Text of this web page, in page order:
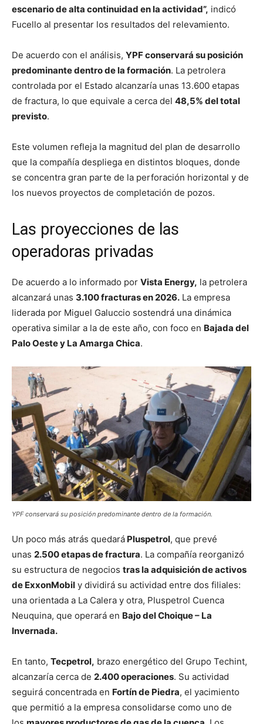
escenario de alta continuidad en la actividad”, indicó
Fucello al presentar los resultados del relevamiento.
De acuerdo con el análisis, YPF conservará su posición
predominante dentro de la formación. La petrolera
controlada por el Estado alcanzaría unas 13.600 etapas
de fractura, lo que equivale a cerca del 48,5% del total
previsto.
Este volumen refleja la magnitud del plan de desarrollo
que la compañía despliega en distintos bloques, donde
se concentra gran parte de la perforación horizontal y de
los nuevos proyectos de completación de pozos.
Las proyecciones de las
operadoras privadas
De acuerdo a lo informado por Vista Energy, la petrolera
alcanzará unas 3.100 fracturas en 2026. La empresa
liderada por Miguel Galuccio sostendrá una dinámica
operativa similar a la de este año, con foco en Bajada del
Palo Oeste y La Amarga Chica.
YPF conservará su posición predominante dentro de la formación.
Un poco más atrás quedará Pluspetrol, que prevé
unas 2.500 etapas de fractura. La compañía reorganizó
su estructura de negocios tras la adquisición de activos
de ExxonMobil y dividirá su actividad entre dos filiales:
una orientada a La Calera y otra, Pluspetrol Cuenca
Neuquina, que operará en Bajo del Choique – La
Invernada.
En tanto, Tecpetrol, brazo energético del Grupo Techint,
alcanzaría cerca de 2.400 operaciones. Su actividad
seguirá concentrada en Fortín de Piedra, el yacimiento
que permitió a la empresa consolidarse como uno de